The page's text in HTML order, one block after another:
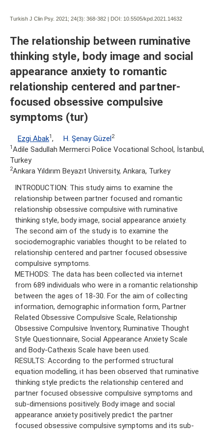
Turkish J Clin Psy. 2021; 24(3): 368-382 | DOI: 10.5505/kpd.2021.14632
The relationship between ruminative
thinking style, body image and social
appearance anxiety to romantic
relationship centered and partner-
focused obsessive compulsive
symptoms (tur)
Ezgi Abak1, H. Şenay Güzel2
1Adile Sadullah Mermerci Police Vocational School, İstanbul,
Turkey
2Ankara Yıldırım Beyazıt University, Ankara, Turkey
INTRODUCTION: This study aims to examine the
relationship between partner focused and romantic
relationship obsessive compulsive with ruminative
thinking style, body image, social appearance anxiety.
The second aim of the study is to examine the
sociodemographic variables thought to be related to
relationship centered and partner focused obsessive
compulsive symptoms.
METHODS: The data has been collected via internet
from 689 individuals who were in a romantic relationship
between the ages of 18-30. For the aim of collecting
information, demographic information form, Partner
Related Obsessive Compulsive Scale, Relationship
Obsessive Compulsive Inventory, Ruminative Thought
Style Questionnaire, Social Appearance Anxiety Scale
and Body-Cathexis Scale have been used.
RESULTS: According to the performed structural
equation modelling, it has been observed that ruminative
thinking style predicts the relationship centered and
partner focused obsessive compulsive symptoms and
sub-dimensions positively. Body image and social
appearance anxiety positively predict the partner
focused obsessive compulsive symptoms and its sub-